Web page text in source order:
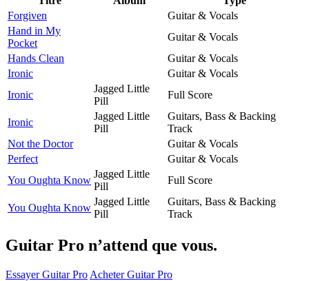
Forgiven
Guitar & Vocals
Hand in My
Pocket
Guitar & Vocals
Hands Clean
Guitar & Vocals
Ironic
Guitar & Vocals
Ironic
Jagged Little
Pill
Full Score
Ironic
Jagged Little
Pill
Guitars, Bass & Backing
Track
Not the Doctor
Guitar & Vocals
Perfect
Guitar & Vocals
You Oughta Know
Jagged Little
Pill
Full Score
You Oughta Know
Jagged Little
Pill
Guitars, Bass & Backing
Track
Guitar Pro n’attend que vous.
Essayer Guitar Pro Acheter Guitar Pro